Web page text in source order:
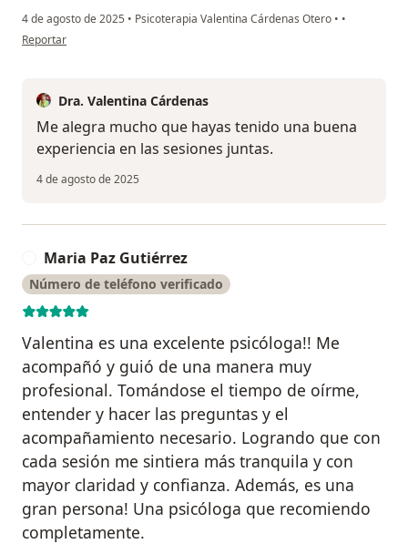
4 de agosto de 2025 • Psicoterapia Valentina Cárdenas Otero • •
en opinión del usuario Daniela González
Reportar
Dra. Valentina Cárdenas
Me alegra mucho que hayas tenido una buena
experiencia en las sesiones juntas.
4 de agosto de 2025
Maria Paz Gutiérrez
Número de teléfono verificado
Valentina es una excelente psicóloga!! Me
acompañó y guió de una manera muy
profesional. Tomándose el tiempo de oírme,
entender y hacer las preguntas y el
acompañamiento necesario. Logrando que con
cada sesión me sintiera más tranquila y con
mayor claridad y confianza. Además, es una
gran persona! Una psicóloga que recomiendo
completamente.